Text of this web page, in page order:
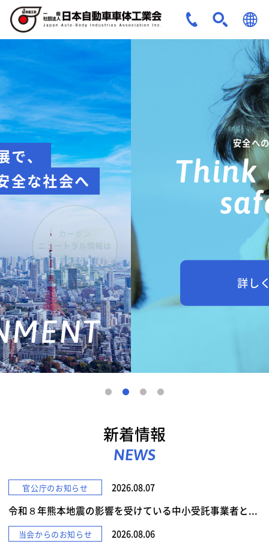
JPN
ENG
安全への取組み
Think about
safety
詳しくみる
新着情報
NEWS
官公庁のお知らせ 2026.08.07
令和８年熊本地震の影響を受けている中小受託事業者と...
当会からのお知らせ 2026.08.06